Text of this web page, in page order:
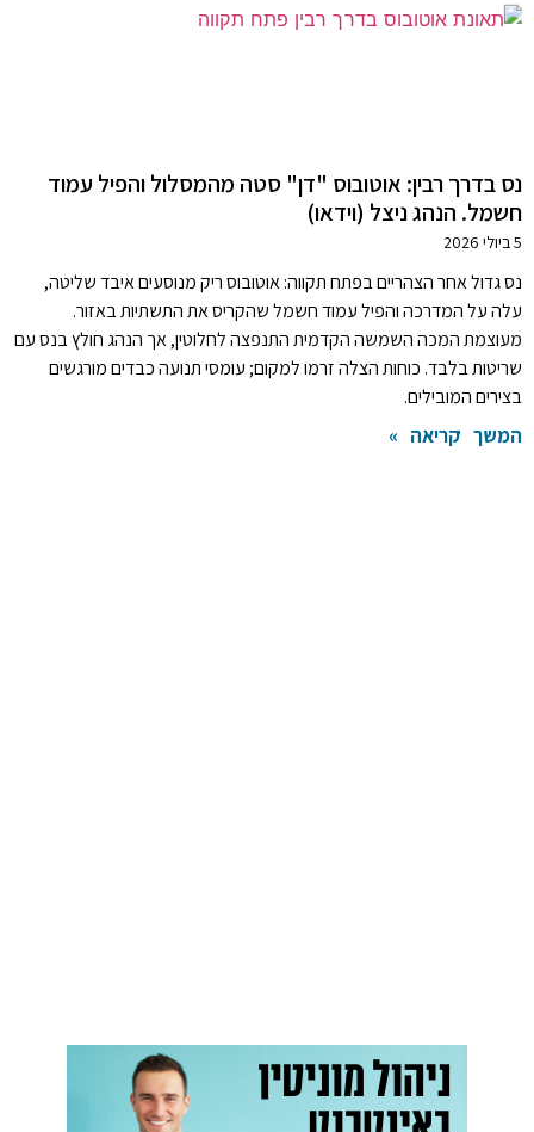
נס בדרך רבין: אוטובוס "דן" סטה מהמסלול והפיל עמוד
חשמל. הנהג ניצל (וידאו)
5 ביולי 2026
נס גדול אחר הצהריים בפתח תקווה: אוטובוס ריק מנוסעים איבד שליטה,
עלה על המדרכה והפיל עמוד חשמל שהקריס את התשתיות באזור.
מעוצמת המכה השמשה הקדמית התנפצה לחלוטין, אך הנהג חולץ בנס עם
שריטות בלבד. כוחות הצלה זרמו למקום; עומסי תנועה כבדים מורגשים
בצירים המובילים.
המשך קריאה »